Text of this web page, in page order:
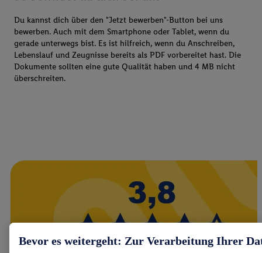
Du kannst dich über den "Jetzt bewerben"-Button bei uns
bewerben. Auch mit dem Smartphone oder Tablet, wenn du
gerade unterwegs bist. Es ist hilfreich, wenn du Anschreiben,
Lebenslauf und Zeugnisse bereits als PDF vorbereitet hast. Die
Dokumente sollten eine gute Qualität haben und 4 MB nicht
überschreiten.
Bevor es weitergeht: Zur Verarbeitung Ihrer